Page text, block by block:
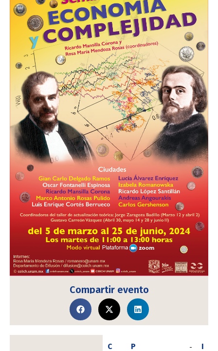
C
P
I
Compartir evento